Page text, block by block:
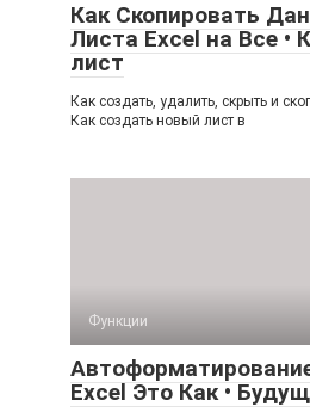
Как Скопировать
Листа Excel на Все •
лист
Как создать, удалить, скрыть и
Как создать новый лист в
Функции
Excel Это Как •